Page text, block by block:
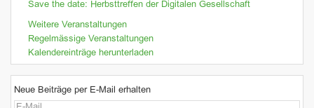
Save the date: Herbsttreffen der Digitalen Gesellschaft
Weitere Veranstaltungen
Regelmässige Veranstaltungen
Kalendereinträge herunterladen
Neue Beiträge per E-Mail erhalten